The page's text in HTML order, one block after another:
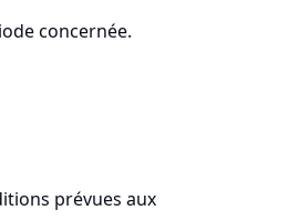
concernée.
prévues aux